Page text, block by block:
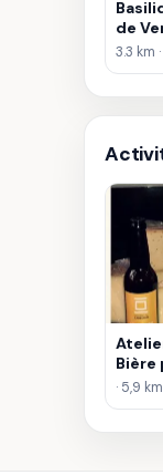
de
3.3 km
Bière
· 5,9 km